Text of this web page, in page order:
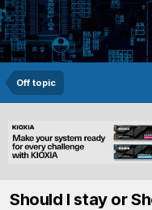
Off topic
Should I stay or